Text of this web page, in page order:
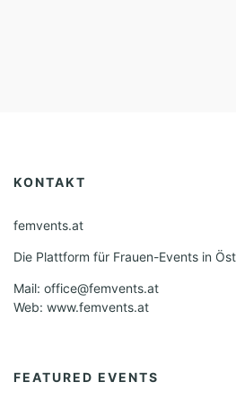
KONTAKT
femvents.at
Die Plattform für Frauen-Events in
Mail: office@femvents.at
Web: www.femvents.at
FEATURED EVENTS